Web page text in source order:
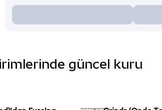
güncel kuru